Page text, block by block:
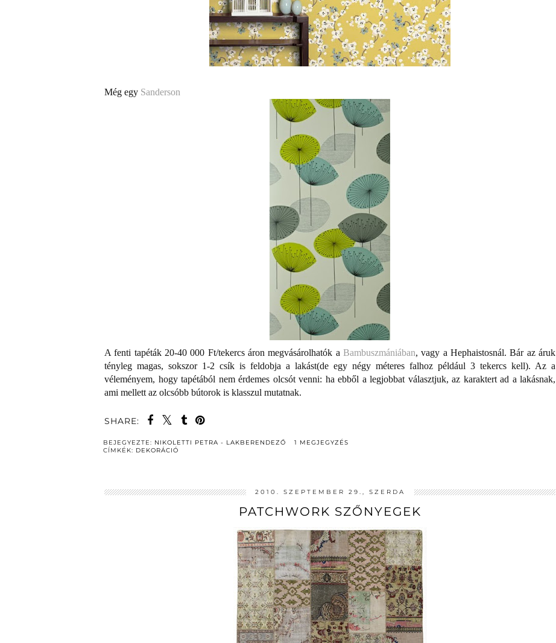
Még egy Sanderson
A fenti tapéták 20-40 000 Ft/tekercs áron megvásárolhatók a Bambuszmániában, vagy a Hephaistosnál. Bár az áruk
tényleg magas, sokszor 1-2 csík is feldobja a lakást(de egy négy méteres falhoz például 3 tekercs kell). Az a
véleményem, hogy tapétából nem érdemes olcsót venni: ha ebből a legjobbat választjuk, az karaktert ad a lakásnak,
ami mellett az olcsóbb bútorok is klasszul mutatnak.
SHARE:
BEJEGYEZTE: NIKOLETTI PETRA - LAKBERENDEZŐ
1 MEGJEGYZÉS
CÍMKÉK: DEKORÁCIÓ
2010. SZEPTEMBER 29., SZERDA
PATCHWORK SZŐNYEGEK